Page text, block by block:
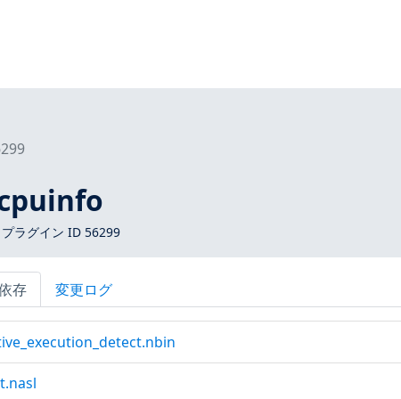
ラグイン ID 56299
存 変更ログ